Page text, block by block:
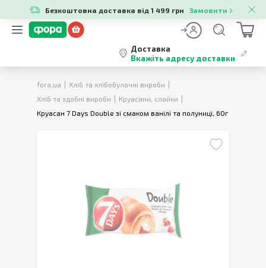
Безкоштовна доставка від 1 499 грн Замовити
Доставка
Вкажіть адресу доставки
fora.ua
Хліб та хлібобулочні вироби
Хліб та здобні вироби
Круасани, слойки
Круасан 7 Days Double зі смаком ванілі та полуниці, 60г